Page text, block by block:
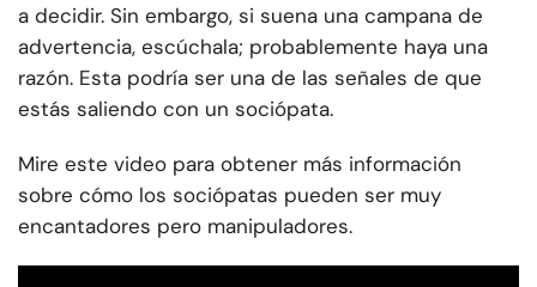
a decidir. Sin embargo, si suena una campana de
advertencia, escúchala; probablemente haya una
razón. Esta podría ser una de las señales de que
estás saliendo con un sociópata.
Mire este video para obtener más información
sobre cómo los sociópatas pueden ser muy
encantadores pero manipuladores.